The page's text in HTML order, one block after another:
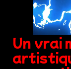
Un vrai